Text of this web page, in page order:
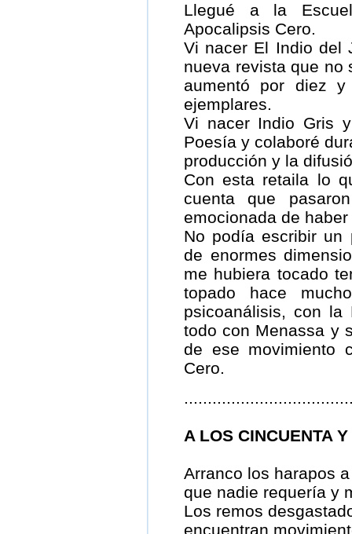
Llegué a la
Apocalipsis Cero.
Vi nacer El Indio del
nueva revista que no
aumentó por diez
ejemplares.
Vi nacer Indio Gris
Poesía y colaboré
producción y la
Con esta retaila lo
cuenta que
emocionada de
No podía escribir un
de enormes
me hubiera tocado
topado hace
psicoanálisis, con
todo con Menassa y
de ese movimiento
Cero.
A LOS CINCUENTA
Arranco los harapos
que nadie requería y
Los remos
encuentran